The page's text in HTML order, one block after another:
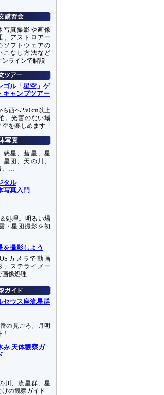
写真撮影や画像
、アストロアー
ソフトウェアの
こなし方法など
ンラインで解説
ゴル「星空」ゲ
キャンプツアー
西へ250km以上
。光害のない場
空を楽しめます
惑星、彗星、星
星団、天の川、
、…
タル
写真入門
処理。明るい場
・星団撮影を初
を撮影しよう
カメラで動画
、ステライメー
画像処理
セウス座流星群
の見ごろ。月明
み 天体観察ガ
川、流星群、星
けの観察ガイド